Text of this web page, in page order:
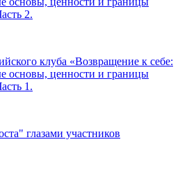
2.
клуба «Возвращение к себе:
основы, ценности и границы
1.
глазами участников